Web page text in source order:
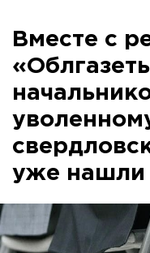
Вместе с
уже нашли